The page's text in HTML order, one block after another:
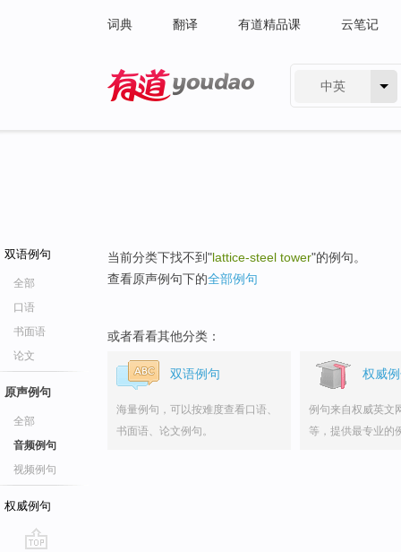
词典 翻译 有道精品课 云笔记
中英
双语例句
全部
口语
书面语
论文
原声例句
全部
音频例句
视频例句
权威例句
当前分类下找不到"lattice-steel tower"的例句。
查看原声例句下的全部例句
或者看看其他分类：
双语例句
海量例句，可以按难度查看口语、
书面语、论文例句。
权威
例句来自权威英文
等，提供最专业的